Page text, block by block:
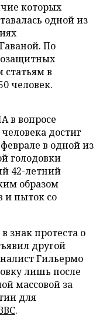
которых
одной из
По
статьям в
человек.
в вопросе
достиг
феврале в одной из
голодовки
42-летний
образом
и пыток со
знак протеста о
другой
Гильермо
лишь после
массовой за
для
.